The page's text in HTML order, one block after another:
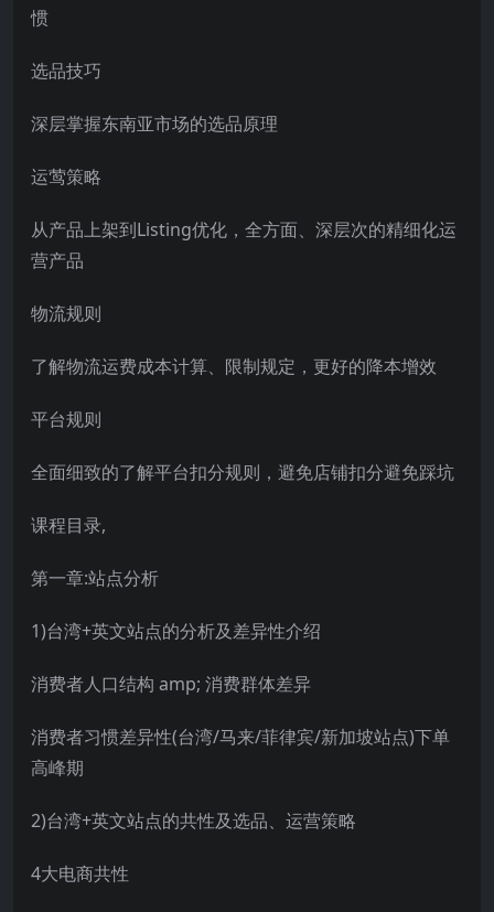
惯
选品技巧
深层掌握东南亚市场的选品原理
运莺策略
从产品上架到Listing优化，全方面、深层次的精细化运
营产品
物流规则
了解物流运费成本计算、限制规定，更好的降本增效
平台规则
全面细致的了解平台扣分规则，避免店铺扣分避免踩坑
课程目录,
第一章:站点分析
1)台湾+英文站点的分析及差异性介绍
消费者人口结构 amp; 消费群体差异
消费者习惯差异性(台湾/马来/菲律宾/新加坡站点)下单
高峰期
2)台湾+英文站点的共性及选品、运营策略
4大电商共性